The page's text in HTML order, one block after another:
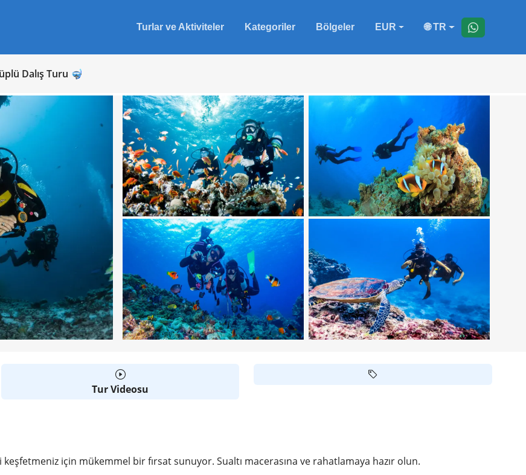
Turlar ve Aktiviteler Kategoriler Bölgeler EUR 🌐 TR
Dalış Turu 🤿
Tur Videosu
için mükemmel bir fırsat sunuyor. Sualtı macerasına ve rahatlamaya hazır olun.